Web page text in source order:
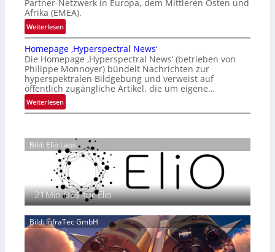
n
l
V
i
s
i
o
n
g
h
t
2
0
2
d
o
b
e
t
e
i
i
g
s
i
c
h
a
n
S
e
r
e
Partner-Netzwerk in Europa, dem Mittleren Osten und
Afrika (EMEA).
Weiterlesen:
O
G
P
s
t
ä
r
P
r
ä
s
e
n
i
n
E
Homepage ‚Hyperspectral News‘
Die Homepage ‚Hyperspectral News‘ (betrieben von
Philippe Monnoyer) bündelt Nachrichten zur
hyperspektralen Bildgebung und verweist auf
öffentlich zugängliche Artikel, die um eigene…
Weiterlesen:
H
m
e
p
a
g
e
‚
H
y
p
Bild: Elio Labs.
21Mio.US$ für Elio
Bild: InfraTec GmbH